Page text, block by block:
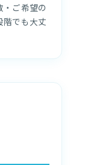
ご希望の
階でも大丈